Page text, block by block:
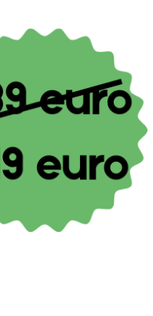
piatto ricambio
27 cm per
se è il ricambio adatto al
l’etichetta con i codici
il codice del mio
, scrivendoci il ricambio che
nell’acquisto del ricambio